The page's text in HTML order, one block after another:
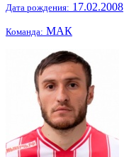
Дата рождения: 17.02.2008
Команда: МАК